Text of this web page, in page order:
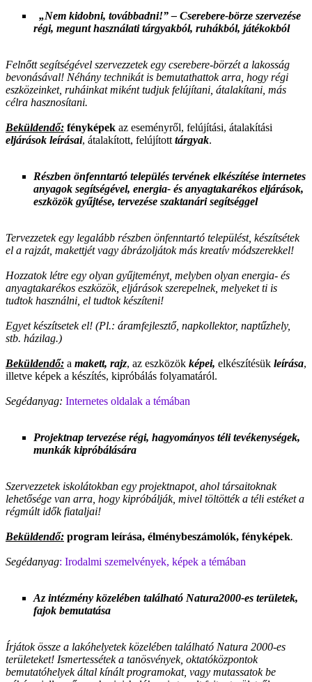
„Nem kidobni, továbbadni!” – Cserebere-börze szervezése
régi, megunt használati tárgyakból, ruhákból, játékokból
Felnőtt segítségével szervezzetek egy cserebere-börzét a lakosság
bevonásával! Néhány technikát is bemutathattok arra, hogy régi
eszközeinket, ruháinkat miként tudjuk felújítani, átalakítani, más
célra hasznosítani.
Beküldendő: fényképek az eseményről, felújítási, átalakítási
eljárások leírásai, átalakított, felújított tárgyak.
Részben önfenntartó település tervének elkészítése internetes
anyagok segítségével, energia- és anyagtakarékos eljárások,
eszközök gyűjtése, tervezése szaktanári segítséggel
Tervezzetek egy legalább részben önfenntartó települést, készítsétek
el a rajzát, makettjét vagy ábrázoljátok más kreatív módszerekkel!
Hozzatok létre egy olyan gyűjteményt, melyben olyan energia- és
anyagtakarékos eszközök, eljárások szerepelnek, melyeket ti is
tudtok használni, el tudtok készíteni!
Egyet készítsetek el! (Pl.: áramfejlesztő, napkollektor, naptűzhely,
stb. házilag.)
Beküldendő: a makett, rajz, az eszközök képei, elkészítésük leírása,
illetve képek a készítés, kipróbálás folyamatáról.
Segédanyag: Internetes oldalak a témában
Projektnap tervezése régi, hagyományos téli tevékenységek,
munkák kipróbálására
Szervezzetek iskolátokban egy projektnapot, ahol társaitoknak
lehetősége van arra, hogy kipróbálják, mivel töltötték a téli estéket a
régmúlt idők fiataljai!
Beküldendő: program leírása, élménybeszámolók, fényképek.
Segédanyag: Irodalmi szemelvények, képek a témában
Az intézmény közelében található Natura2000-es területek,
fajok bemutatása
Írjátok össze a lakóhelyetek közelében található Natura 2000-es
területeket! Ismertessétek a tanösvények, oktatóközpontok
bemutatóhelyek által kínált programokat, vagy mutassatok be